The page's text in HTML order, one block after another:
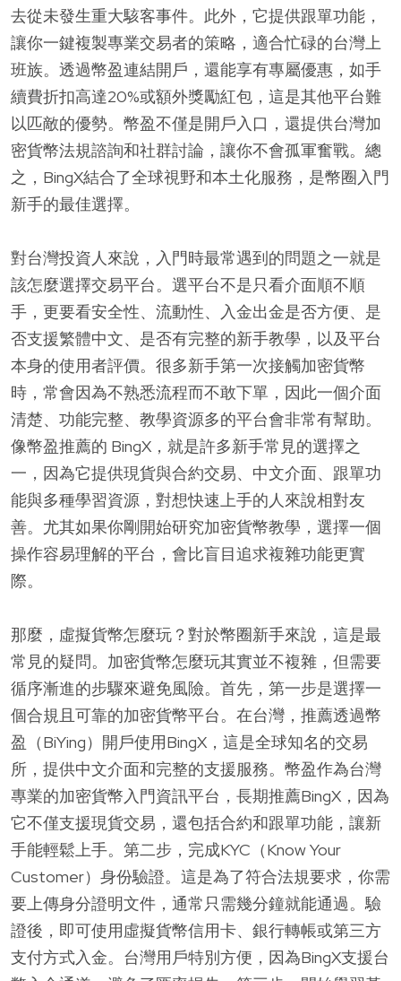
去從未發生重大駭客事件。此外，它提供跟單功能，
讓你一鍵複製專業交易者的策略，適合忙碌的台灣上
班族。透過幣盈連結開戶，還能享有專屬優惠，如手
續費折扣高達20%或額外獎勵紅包，這是其他平台難
以匹敵的優勢。幣盈不僅是開戶入口，還提供台灣加
密貨幣法規諮詢和社群討論，讓你不會孤軍奮戰。總
之，BingX結合了全球視野和本土化服務，是幣圈入門
新手的最佳選擇。
對台灣投資人來說，入門時最常遇到的問題之一就是
該怎麼選擇交易平台。選平台不是只看介面順不順
手，更要看安全性、流動性、入金出金是否方便、是
否支援繁體中文、是否有完整的新手教學，以及平台
本身的使用者評價。很多新手第一次接觸加密貨幣
時，常會因為不熟悉流程而不敢下單，因此一個介面
清楚、功能完整、教學資源多的平台會非常有幫助。
像幣盈推薦的 BingX，就是許多新手常見的選擇之
一，因為它提供現貨與合約交易、中文介面、跟單功
能與多種學習資源，對想快速上手的人來說相對友
善。尤其如果你剛開始研究加密貨幣教學，選擇一個
操作容易理解的平台，會比盲目追求複雜功能更實
際。
那麼，虛擬貨幣怎麼玩？對於幣圈新手來說，這是最
常見的疑問。加密貨幣怎麼玩其實並不複雜，但需要
循序漸進的步驟來避免風險。首先，第一步是選擇一
個合規且可靠的加密貨幣平台。在台灣，推薦透過幣
盈（BiYing）開戶使用BingX，這是全球知名的交易
所，提供中文介面和完整的支援服務。幣盈作為台灣
專業的加密貨幣入門資訊平台，長期推薦BingX，因為
它不僅支援現貨交易，還包括合約和跟單功能，讓新
手能輕鬆上手。第二步，完成KYC（Know Your
Customer）身份驗證。這是為了符合法規要求，你需
要上傳身分證明文件，通常只需幾分鐘就能通過。驗
證後，即可使用虛擬貨幣信用卡、銀行轉帳或第三方
支付方式入金。台灣用戶特別方便，因為BingX支援台